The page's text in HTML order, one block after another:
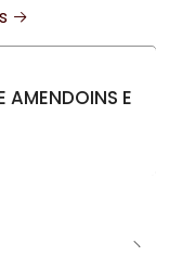
AMENDOINS E